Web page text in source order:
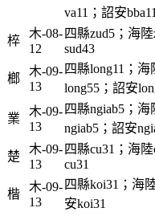
va11；詔安bba11
椊
木-08-
12
四縣zud5；海
sud43
榔
木-09-
13
四縣long11；
long55；詔安
業
木-09-
13
四縣ngiab5；海
ngiab5；詔安
楚
木-09-
13
四縣cu31；海
cu31
楷
木-09-
13
四縣koi31；海
安koi31